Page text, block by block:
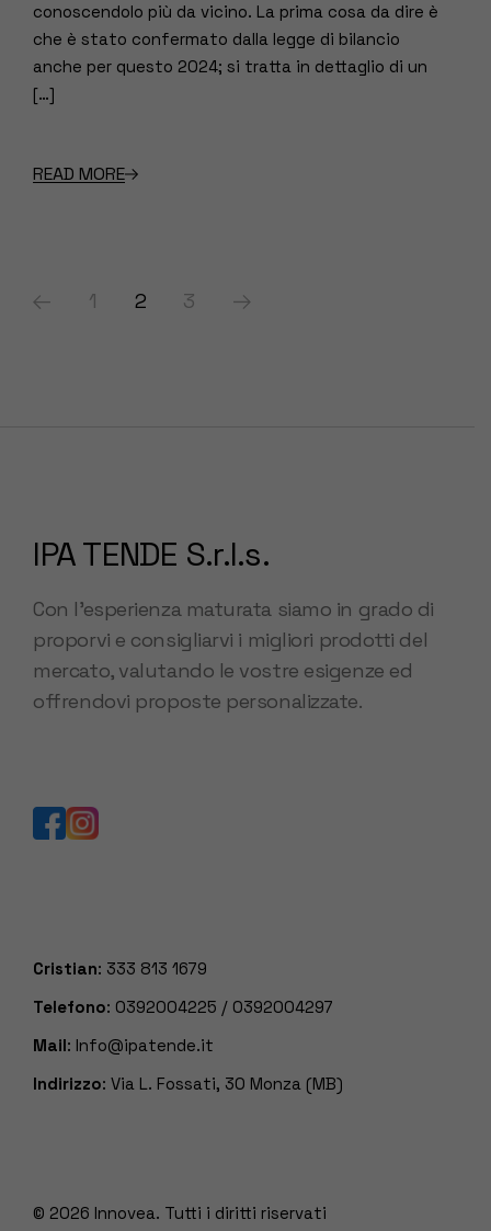
conoscendolo più da vicino. La prima cosa da dire è
che è stato confermato dalla legge di bilancio
anche per questo 2024; si tratta in dettaglio di un
[…]
READ MORE
Paginazione
1 2 3
IPA TENDE S.r.l.s.
Con l’esperienza maturata siamo in grado di
proporvi e consigliarvi i migliori prodotti del
mercato, valutando le vostre esigenze ed
offrendovi proposte personalizzate.
Cristian: 333 813 1679
Telefono: 0392004225 / 0392004297
Mail: Info@ipatende.it
Indirizzo: Via L. Fossati, 30 Monza (MB)
© 2026 Innovea. Tutti i diritti riservati